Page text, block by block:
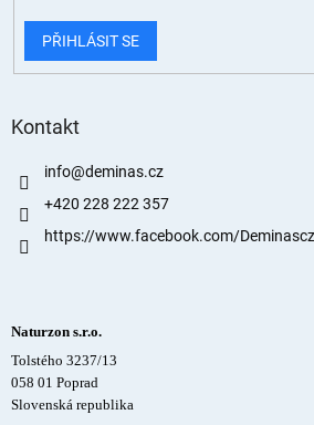
PŘIHLÁSIT SE
Kontakt
info@deminas.cz
+420 228 222 357
https://www.facebook.com/
Naturzon s.r.o.
Tolstého 3237/13
058 01 Poprad
Slovenská republika